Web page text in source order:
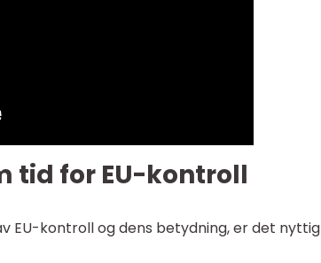
tid for EU-kontroll
EU-kontroll og dens betydning, er det nyttig